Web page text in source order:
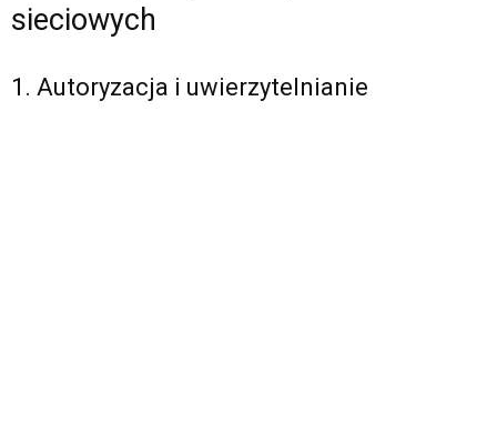
sieciowych
1. Autoryzacja i uwierzytelnianie